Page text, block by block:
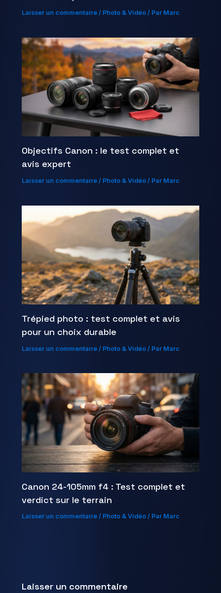
Laisser un commentaire / Photo & Vidéo / Par Marc
Objectifs Canon : le test complet et
avis expert
Laisser un commentaire / Photo & Vidéo / Par Marc
Trépied photo : test complet et avis
pour un choix durable
Laisser un commentaire / Photo & Vidéo / Par Marc
Canon 24-105mm f4 : Test complet et
verdict sur le terrain
Laisser un commentaire / Photo & Vidéo / Par Marc
Laisser un commentaire